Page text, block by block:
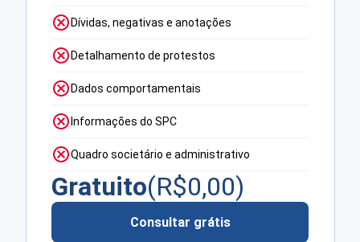
Dívidas, negativas e anotações
Detalhamento de protestos
Dados comportamentais
Informações do SPC
Quadro societário e administrativo
Gratuito(R$0,00)
Consultar grátis